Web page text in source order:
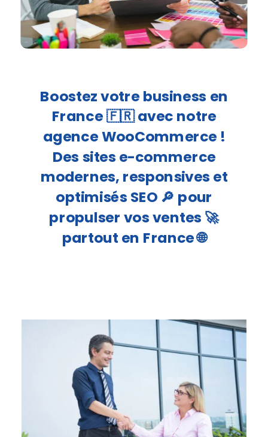
Boostez votre business en
France 🇫🇷 avec notre
agence WooCommerce !
Des sites e-commerce
modernes, responsives et
optimisés SEO 🔎 pour
propulser vos ventes 🚀
partout en France 🌐